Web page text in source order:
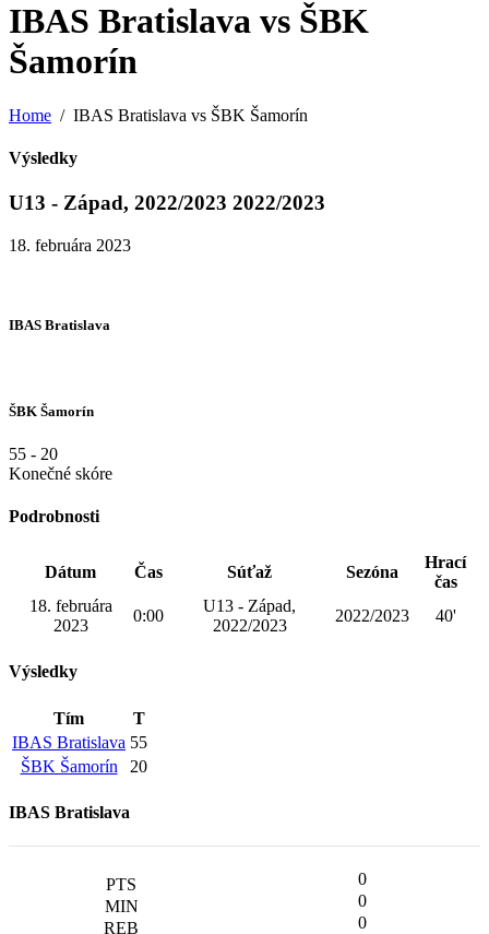
IBAS Bratislava vs ŠBK
Šamorín
Home IBAS Bratislava vs ŠBK Šamorín
Výsledky
U13 - Západ, 2022/2023 2022/2023
18. februára 2023
IBAS Bratislava
ŠBK Šamorín
55 - 20
Konečné skóre
Podrobnosti
Dátum Čas Súťaž Sezóna
Hrací
čas
18. februára
2023
0:00
U13 - Západ,
2022/2023
2022/2023 40'
Výsledky
Tím
T
IBAS Bratislava 55
ŠBK Šamorín
20
IBAS Bratislava
0
0
0